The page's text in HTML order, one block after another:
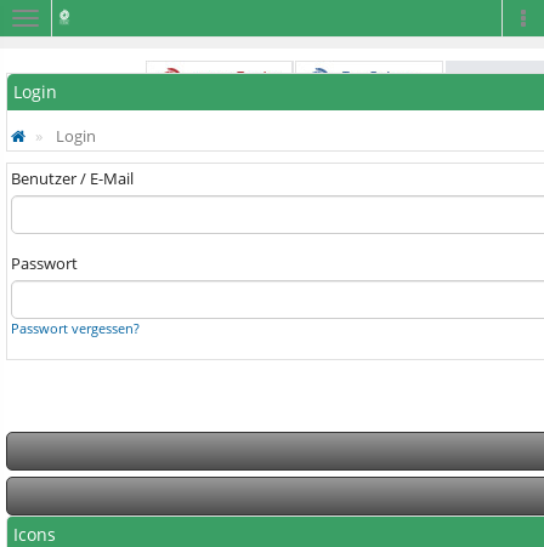
Navigation
Login
Login
Benutzer / E-Mail
Passwort
Passwort vergessen?
Icons